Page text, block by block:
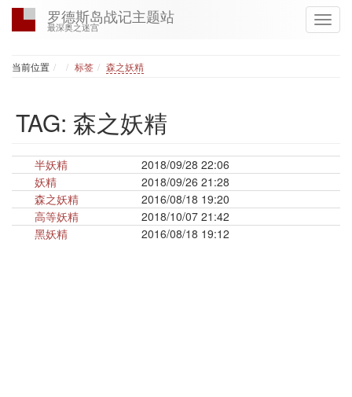
罗德斯岛战记主题站
最深奥之迷宫
当前位置 Home
标签 森之妖精
TAG: 森之妖精
半妖精
2018/09/28 22:06
妖精
2018/09/26 21:28
森之妖精
2016/08/18 19:20
高等妖精
2018/10/07 21:42
黑妖精
2016/08/18 19:12